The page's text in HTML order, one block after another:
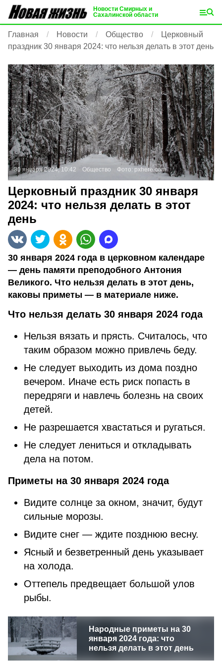
Новости Смирных и
Сахалинской области
Главная Новости Общество
Церковный
праздник 30 января 2024: что нельзя делать в этот день
30 января 2024, 10:42 Общество Фото: pxhere.com
Церковный праздник 30 января
2024: что нельзя делать в этот
день
30 января 2024 года в церковном календаре
— день памяти преподобного Антония
Великого. Что нельзя делать в этот день,
каковы приметы — в материале ниже.
Что нельзя делать 30 января 2024 года
Нельзя вязать и прясть. Считалось, что
таким образом можно привлечь беду.
Не следует выходить из дома поздно
вечером. Иначе есть риск попасть в
передряги и навлечь болезнь на своих
детей.
Не разрешается хвастаться и ругаться.
Не следует лениться и откладывать
дела на потом.
Приметы на 30 января 2024 года
Видите солнце за окном, значит, будут
сильные морозы.
Видите снег — ждите позднюю весну.
Ясный и безветренный день указывает
на холода.
Оттепель предвещает большой улов
рыбы.
Народные приметы на 30
января 2024 года: что
нельзя делать в этот день